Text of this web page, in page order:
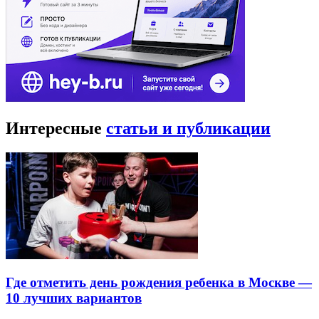
Интересные статьи и публикации
Где отметить день рождения ребенка в Москве —
10 лучших вариантов